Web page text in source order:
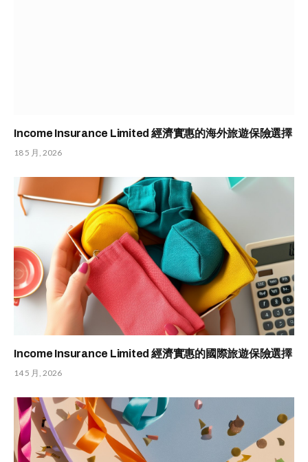
Income Insurance Limited 經濟實惠的海外旅遊保險選擇
18 5 月, 2026
Income Insurance Limited 經濟實惠的國際旅遊保險選擇
14 5 月, 2026